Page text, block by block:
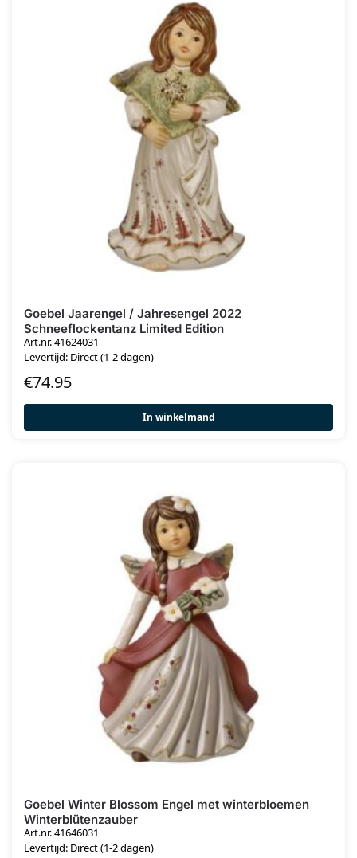
Goebel Jaarengel / Jahresengel 2022
Schneeflockentanz Limited Edition
Art.nr. 41624031
Levertijd: Direct (1-2 dagen)
€74.95
In winkelmand
Goebel Winter Blossom Engel met winterbloemen
Winterblütenzauber
Art.nr. 41646031
Levertijd: Direct (1-2 dagen)